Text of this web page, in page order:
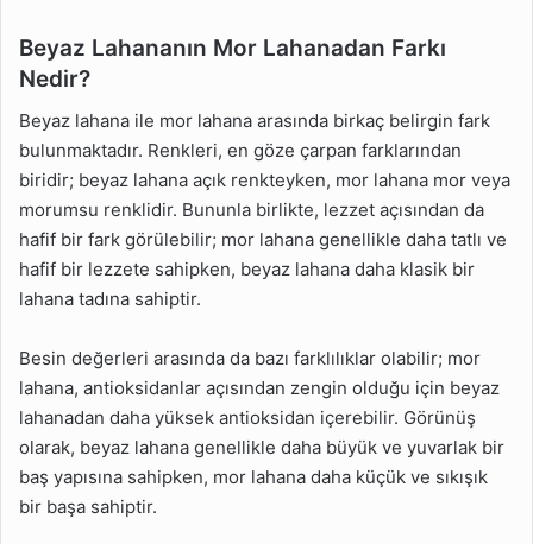
Beyaz Lahananın Mor Lahanadan Farkı
Nedir?
Beyaz lahana ile mor lahana arasında birkaç belirgin fark
bulunmaktadır. Renkleri, en göze çarpan farklarından
biridir; beyaz lahana açık renkteyken, mor lahana mor veya
morumsu renklidir. Bununla birlikte, lezzet açısından da
hafif bir fark görülebilir; mor lahana genellikle daha tatlı ve
hafif bir lezzete sahipken, beyaz lahana daha klasik bir
lahana tadına sahiptir.
Besin değerleri arasında da bazı farklılıklar olabilir; mor
lahana, antioksidanlar açısından zengin olduğu için beyaz
lahanadan daha yüksek antioksidan içerebilir. Görünüş
olarak, beyaz lahana genellikle daha büyük ve yuvarlak bir
baş yapısına sahipken, mor lahana daha küçük ve sıkışık
bir başa sahiptir.